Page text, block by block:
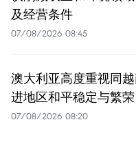
及经营条件
07/08/2026 08:45
澳大利亚高度重视同
进地区和平稳定与繁荣
07/08/2026 08:20